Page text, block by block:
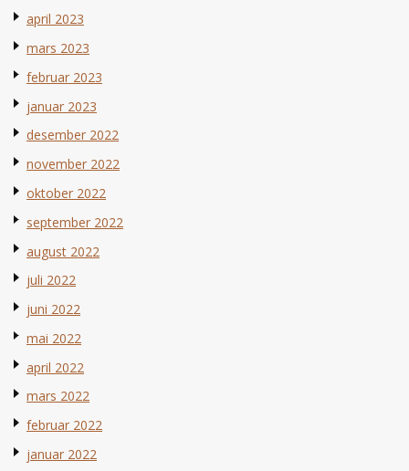
april 2023
mars 2023
februar 2023
januar 2023
desember 2022
november 2022
oktober 2022
september 2022
august 2022
juli 2022
juni 2022
mai 2022
april 2022
mars 2022
februar 2022
januar 2022